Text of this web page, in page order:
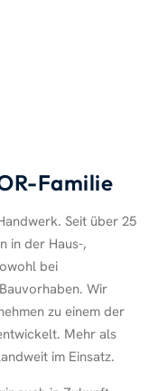
Familie
Seit über 25
in der Haus-,
bei
Wir
zu einem der
Mehr als
im Einsatz.